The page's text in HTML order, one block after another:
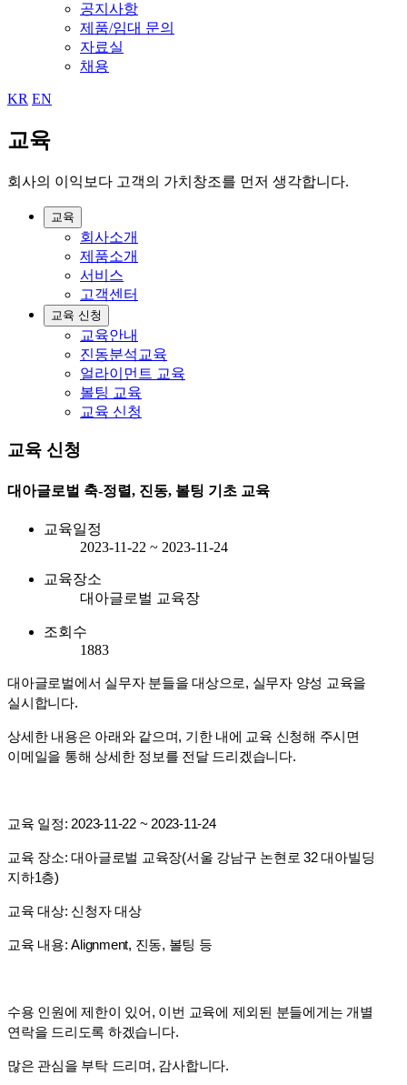
공지사항
제품/임대 문의
자료실
채용
KR EN
교육
회사의 이익보다 고객의 가치창조를 먼저 생각합니다.
교육
회사소개
제품소개
서비스
고객센터
교육 신청
교육안내
진동분석교육
얼라이먼트 교육
볼팅 교육
교육 신청
교육 신청
대아글로벌 축-정렬, 진동, 볼팅 기초 교육
교육일정
2023-11-22 ~ 2023-11-24
교육장소
대아글로벌 교육장
조회수
1883
대아글로벌에서 실무자 분들을 대상으로, 실무자 양성 교육을
실시합니다.
상세한 내용은 아래와 같으며, 기한 내에 교육 신청해 주시면
이메일을 통해 상세한 정보를 전달 드리겠습니다.
교육 일정: 2023-11-22 ~ 2023-11-24
교육 장소: 대아글로벌 교육장(서울 강남구 논현로 32 대아빌딩
지하1층)
교육 대상: 신청자 대상
교육 내용: Alignment, 진동, 볼팅 등
수용 인원에 제한이 있어, 이번 교육에 제외된 분들에게는 개별
연락을 드리도록 하겠습니다.
많은 관심을 부탁 드리며, 감사합니다.